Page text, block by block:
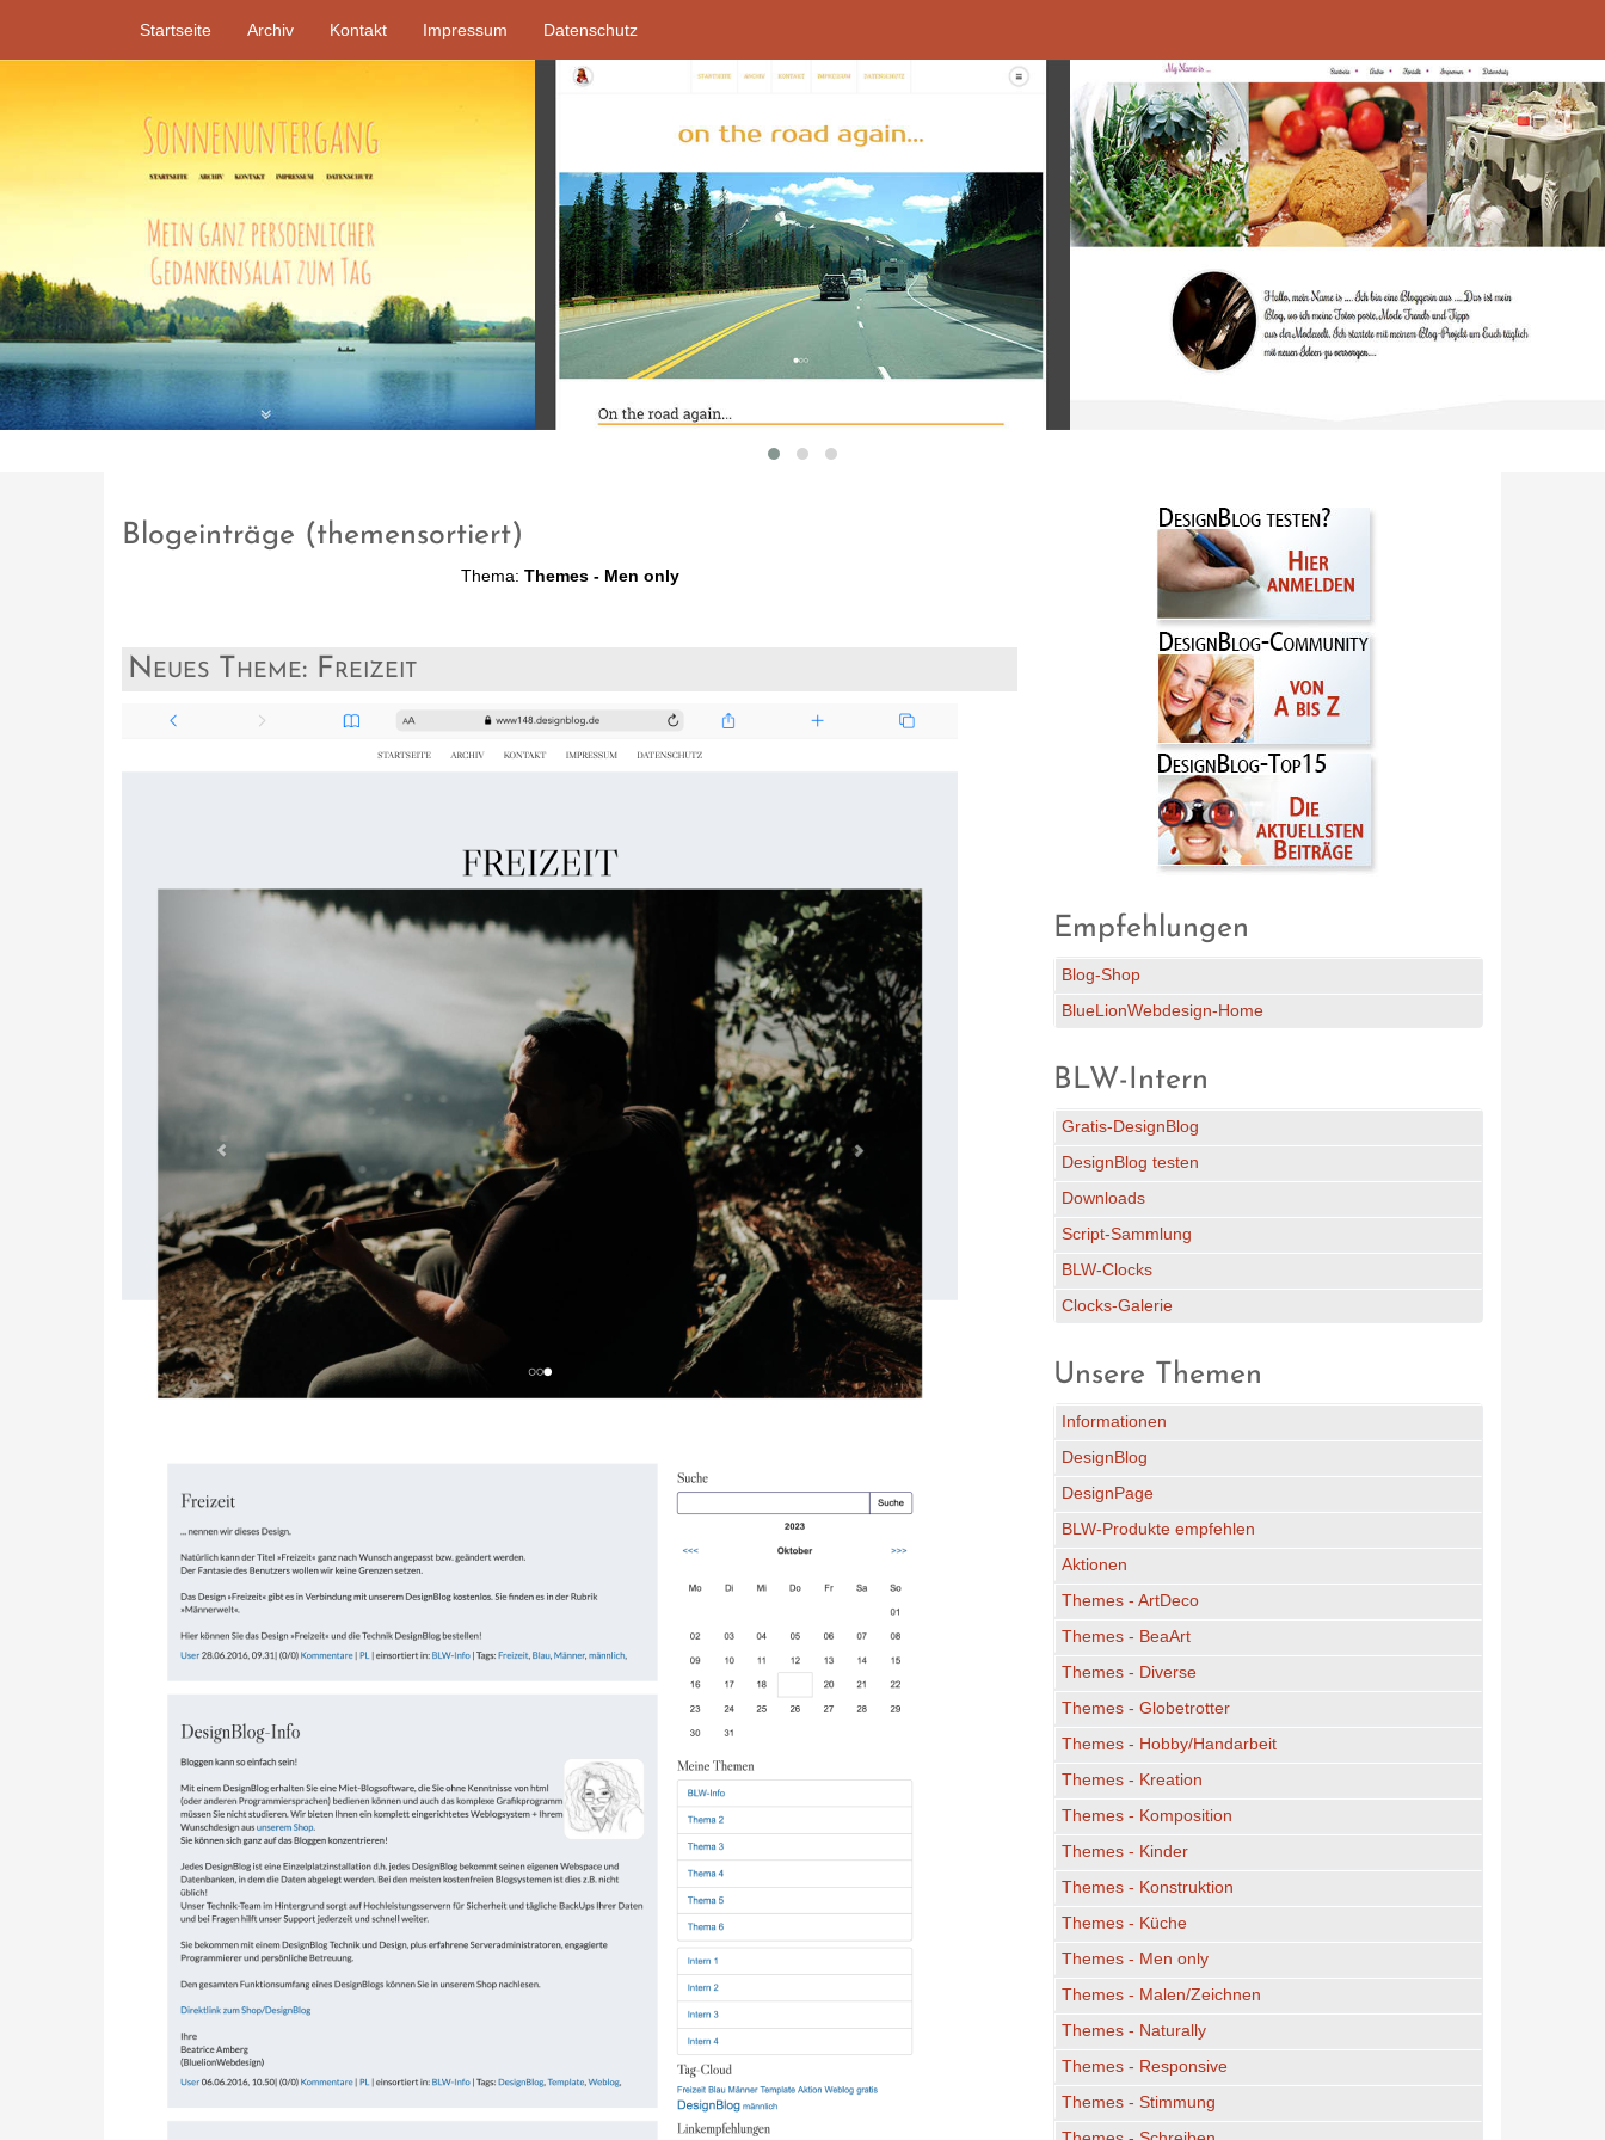
Startseite Archiv Kontakt Impressum Datenschutz
Blogeinträge (themensortiert)
Thema: Themes - Men only
Neues Theme: Freizeit
Empfehlungen
Blog-Shop
BlueLionWebdesign-Home
BLW-Intern
Gratis-DesignBlog
DesignBlog testen
Downloads
Script-Sammlung
BLW-Clocks
Clocks-Galerie
Unsere Themen
Informationen
DesignBlog
DesignPage
BLW-Produkte empfehlen
Aktionen
Themes - ArtDeco
Themes - BeaArt
Themes - Diverse
Themes - Globetrotter
Themes - Hobby/Handarbeit
Themes - Kreation
Themes - Komposition
Themes - Kinder
Themes - Konstruktion
Themes - Küche
Themes - Men only
Themes - Malen/Zeichnen
Themes - Naturally
Themes - Responsive
Themes - Stimmung